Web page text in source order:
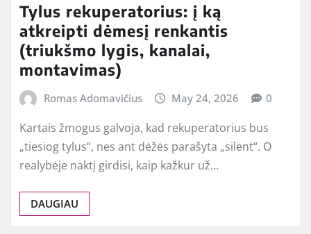
Tylus rekuperatorius: į ką
atkreipti dėmesį renkantis
(triukšmo lygis, kanalai,
montavimas)
Romas Adomavičius May 24, 2026 0
Kartais žmogus galvoja, kad rekuperatorius bus
„tiesiog tylus“, nes ant dėžės parašyta „silent“. O
realybėje naktį girdisi, kaip kažkur už…
DAUGIAU